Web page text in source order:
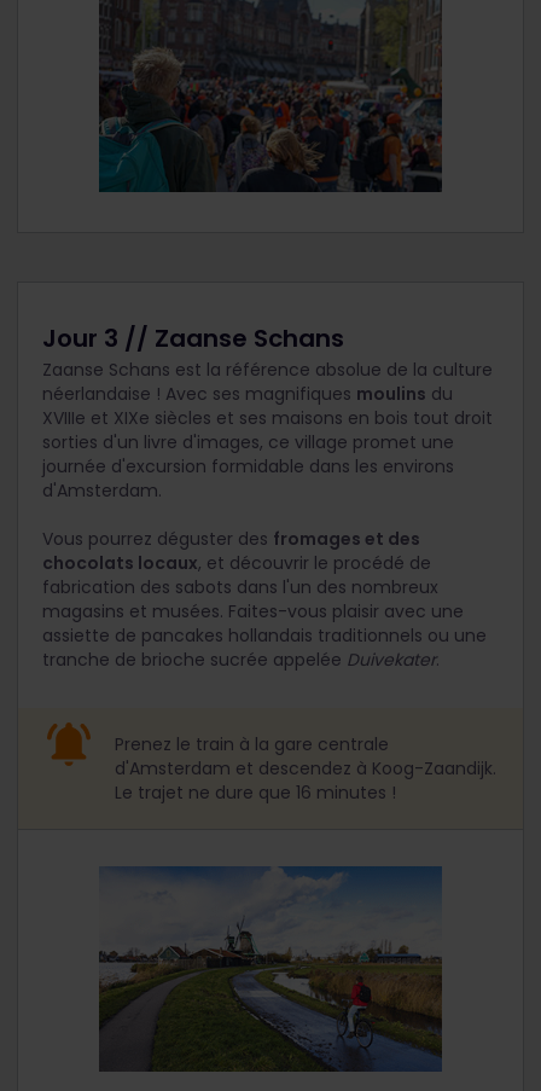
Jour 3 // Zaanse Schans
Zaanse Schans est la référence absolue de la culture
néerlandaise ! Avec ses magnifiques moulins du
XVIIIe et XIXe siècles et ses maisons en bois tout droit
sorties d'un livre d'images, ce village promet une
journée d'excursion formidable dans les environs
d'Amsterdam.
Vous pourrez déguster des fromages et des
chocolats locaux, et découvrir le procédé de
fabrication des sabots dans l'un des nombreux
magasins et musées. Faites-vous plaisir avec une
assiette de pancakes hollandais traditionnels ou une
tranche de brioche sucrée appelée Duivekater.
Prenez le train à la gare centrale
d'Amsterdam et descendez à Koog-Zaandijk.
Le trajet ne dure que 16 minutes !